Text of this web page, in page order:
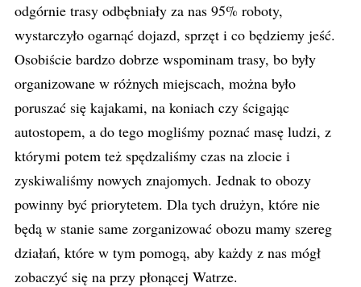
odgórnie trasy odbębniały za nas 95% roboty,
wystarczyło ogarnąć dojazd, sprzęt i co będziemy jeść.
Osobiście bardzo dobrze wspominam trasy, bo były
organizowane w różnych miejscach, można było
poruszać się kajakami, na koniach czy ścigając
autostopem, a do tego mogliśmy poznać masę ludzi, z
którymi potem też spędzaliśmy czas na zlocie i
zyskiwaliśmy nowych znajomych. Jednak to obozy
powinny być priorytetem. Dla tych drużyn, które nie
będą w stanie same zorganizować obozu mamy szereg
działań, które w tym pomogą, aby każdy z nas mógł
zobaczyć się na przy płonącej Watrze.